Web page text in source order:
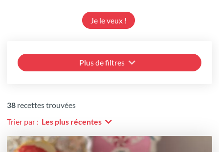
Je le veux !
Plus de filtres
38 recettes trouvées
Trier par : Les plus récentes